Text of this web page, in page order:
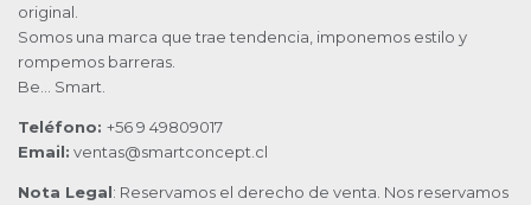
original.
Somos una marca que trae tendencia, imponemos estilo y
rompemos barreras.
Be… Smart.
Teléfono: +56 9 49809017
Email: ventas@smartconcept.cl
Nota Legal: Reservamos el derecho de venta. Nos reservamos